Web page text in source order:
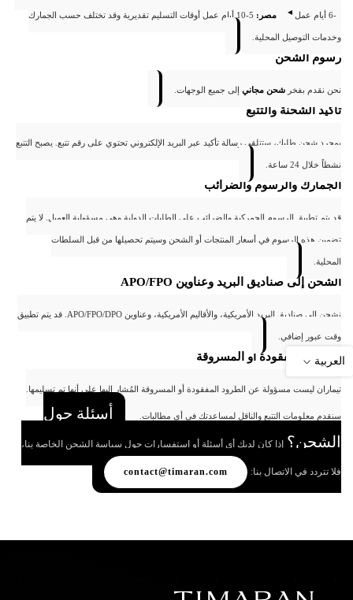
مصر: أوقات التسليم تقديرية وقد تختلف حسب الجمارك
وخدمات التوصيل المحلية.
رسوم الشحن
نحن نقدم بفخر شحن مجاني إلى جميع الوجهات.
تأكيد الشحنة والتتبع
بمجرد شحن طلبك، ستتلقى رسالة تأكيد عبر البريد الإلكتروني تحتوي على رقم تتبع. يصبح التتبع
نشطاً خلال 24 ساعة.
الجمارك والرسوم والضرائب
قد يتم تطبيق الرسوم الجمركية والضرائب على الطلبات الدولية وهي مسؤولية العميل. لا يتم
تضمين هذه الرسوم في أسعار المنتجات أو الشحن وسيتم تحصيلها من قبل السلطات
المحلية.
الشحن إلى صناديق البريد وعناوين APO/FPO
نشحن إلى صناديق البريد الأمريكية، والأقاليم الأمريكية، وعناوين APO/FPO/DPO. قد يتم تطبيق
وقت عبور إضافي.
الطرود المفقودة أو المسروقة
تيماران ليست مسؤولة عن الطرود المفقودة أو المسروقة المُشار إليها على أنها تم تسليمها.
سنقدم معلومات التتبع والناقل لمساعدتك في أي مطالبات.
أسئلة حول
الشحن؟
إذا كان لديك أي أسئلة أو استفسارات حول سياسة الشحن الخاصة بنا،
فلا تتردد في الاتصال بنا: contact@timaran.com
العربية